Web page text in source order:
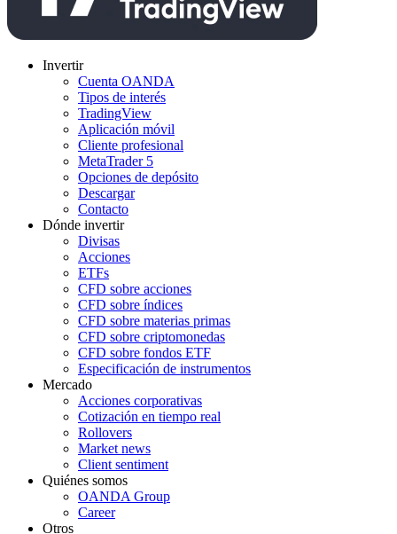
Invertir
Cuenta OANDA
Tipos de interés
TradingView
Aplicación móvil
Cliente profesional
MetaTrader 5
Opciones de depósito
Descargar
Contacto
Dónde invertir
Divisas
Acciones
ETFs
CFD sobre acciones
CFD sobre índices
CFD sobre materias primas
CFD sobre criptomonedas
CFD sobre fondos ETF
Especificación de instrumentos
Mercado
Acciones corporativas
Cotización en tiempo real
Rollovers
Market news
Client sentiment
Quiénes somos
OANDA Group
Career
Otros